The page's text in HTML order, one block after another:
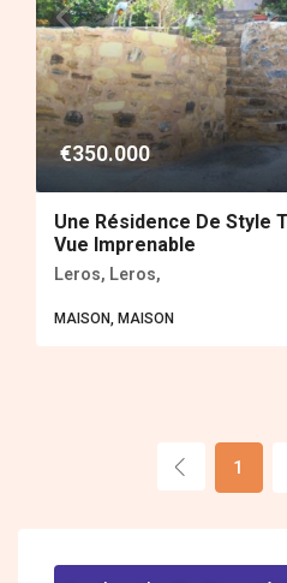
€350.000
Une Résidence De Style
Vue Imprenable
Leros, Leros,
MAISON, MAISON
1